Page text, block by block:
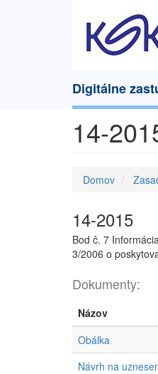
Digitálne
14-
Domov
14-2015
Bod č. 7
3/2006 o
Dokumenty:
Názov
Obálka
Návrh na